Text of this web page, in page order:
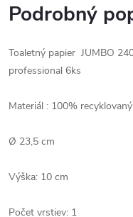
Podrobný
Toaletný papier JUMBO
professional 6ks
Materiál : 100%
Ø​ 23,5 cm
Výška: 10 cm
Počet vrstiev: 1